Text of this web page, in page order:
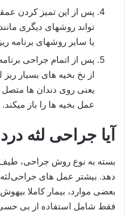
پس از این تمیز کردن
تواند روشهای دیگری
یا سایر روشهای برنامه
پس از اتمام جراحی
از نخ بخیه های بسیار
عمل بخیه ها را باز میکند.
آیا جراحی لثه
بسته به نوع روش جراحی،
بعضی موارد، بیمار کاملا
فقط شامل استفاده از بی